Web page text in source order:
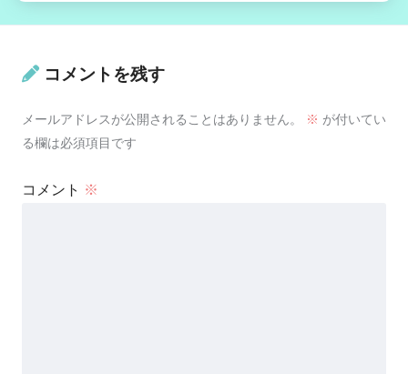
コメントを残す
メールアドレスが公開されることはありません。 ※ が付いてい
る欄は必須項目です
コメント ※